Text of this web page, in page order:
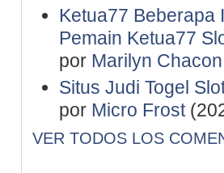
Ketua77 Beberapa
Pemain Ketua77
por Marilyn Chacon
Situs Judi Togel
por Micro Frost
VER TODOS LOS